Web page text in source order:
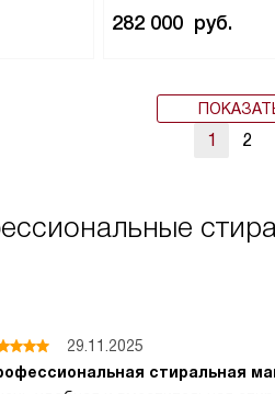
282 000 руб.
1 2
29.11.2025
стиральная